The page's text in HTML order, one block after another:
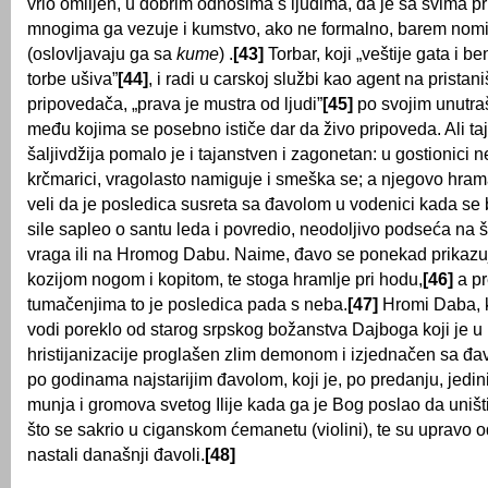
mnogima ga vezuje i kumstvo, ako ne formalno, barem
(oslovljavaju ga sa kume) .[43] Torbar, koji „veštije gata i
torbe ušiva”[44], i radi u carskoj službi kao agent na
pripovedača, „prava je mustra od ljudi”[45] po svojim
među kojima se posebno ističe dar da živo pripoveda. Ali
šaljivdžija pomalo je i tajanstven i zagonetan: u gostionici
krčmarici, vragolasto namiguje i smeška se; a njegovo
veli da je posledica susreta sa đavolom u vodenici kada se
sile sapleo o santu leda i povredio, neodoljivo podseća na
vraga ili na Hromog Dabu. Naime, đavo se ponekad
kozijom nogom i kopitom, te stoga hramlje pri hodu,[46] a
tumačenjima to je posledica pada s neba.[47] Hromi Daba,
vodi poreklo od starog srpskog božanstva Dajboga koji je u
hristijanizacije proglašen zlim demonom i izjednačen sa
po godinama najstarijim đavolom, koji je, po predanju,
munja i gromova svetog Ilije kada ga je Bog poslao da
što se sakrio u ciganskom ćemanetu (violini), te su upravo
nastali današnji đavoli.[48]